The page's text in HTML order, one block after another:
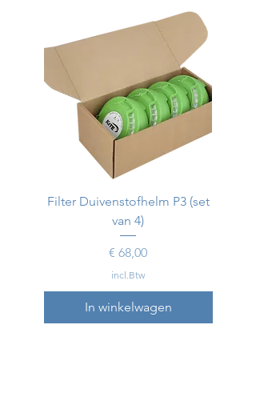
Filter Duivenstofhelm P3 (set
van 4)
Prijs
€ 68,00
incl.Btw
In winkelwagen